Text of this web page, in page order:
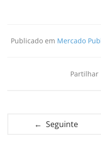
Publicado em Mercado
Partilhar
← Seguinte